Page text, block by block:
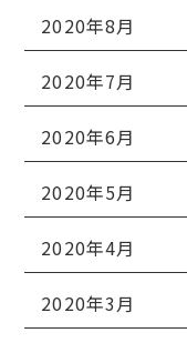
2020年8月
2020年7月
2020年6月
2020年5月
2020年4月
2020年3月